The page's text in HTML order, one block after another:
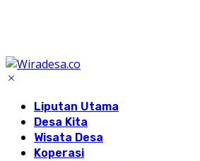
Liputan Utama
Desa Kita
Wisata Desa
Koperasi